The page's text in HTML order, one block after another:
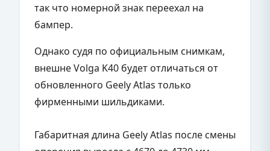
так что номерной знак переехал на
бампер.
Однако судя по официальным снимкам,
внешне Volga K40 будет отличаться от
обновленного Geely Atlas только
фирменными шильдиками.
Габаритная длина Geely Atlas после смены